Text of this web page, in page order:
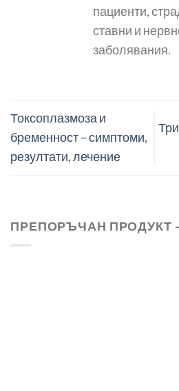
пациенти,
ставни и
заболявания.
Токсоплазмоза и
бременност – симптоми,
резултати, лечение
ПРЕПОРЪЧАН ПРОДУКТ